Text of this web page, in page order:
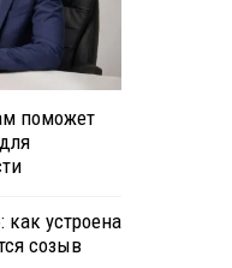
поможет
устроена
созыв